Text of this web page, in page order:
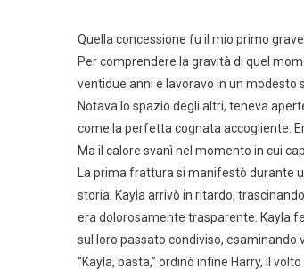
Quella concessione fu il mio primo
Per comprendere la gravità di quel
ventidue anni e lavoravo in un
Notava lo spazio degli altri, teneva
come la perfetta cognata accogliente.
Ma il calore svanì nel momento in cui
La prima frattura si manifestò durante
storia. Kayla arrivò in ritardo,
era dolorosamente trasparente. Kayla
sul loro passato condiviso, esaminando
“Kayla, basta,” ordinò infine Harry, il